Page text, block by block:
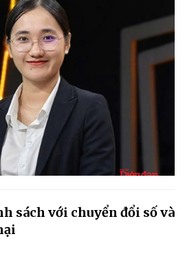
sách với chuyển đổi số và